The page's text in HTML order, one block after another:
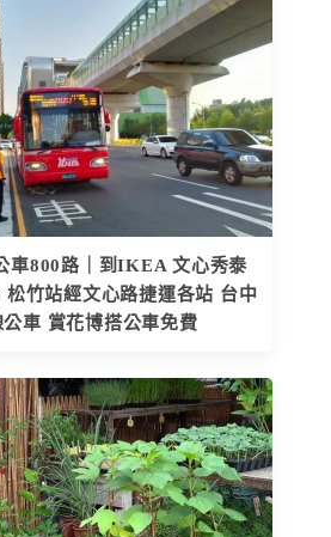
車800路｜到IKEA 文心秀泰
松竹站經文心路捷運各站 台中
車 賞花博搭公車免費